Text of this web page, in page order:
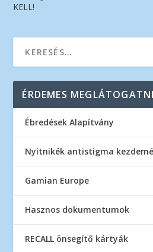
KELL!
ÉRDEMES MEGLÁTOGATNI
Ébredések Alapítvány
Nyitnikék antistigma
Gamian Europe
Hasznos dokumentumok
RECALL önsegítő kártyák